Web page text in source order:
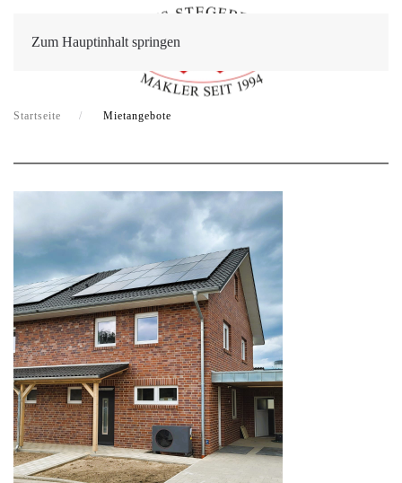
Zum Hauptinhalt springen
Startseite Mietangebote